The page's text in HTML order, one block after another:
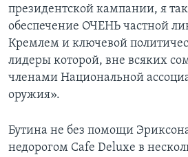
президентской кампании, я
обеспечение ОЧЕНЬ частной
Кремлем и ключевой
лидеры которой, вне всяких
членами Национальной
оружия».
Бутина не без помощи
недорогом Cafe Deluxe в